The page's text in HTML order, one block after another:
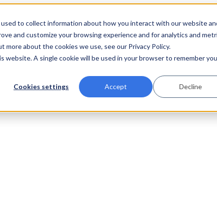
to collect information about how you interact with our website
and customize your browsing experience and for analytics and
about the cookies we use, see our Privacy Policy.
A single cookie will be used in your browser to remember
Cookies settings Accept Decline